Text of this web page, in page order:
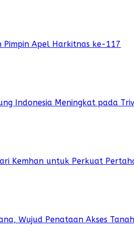
Pimpin Apel Harkitnas ke-117
Indonesia Meningkat pada
Kemhan untuk Perkuat
Wujud Penataan Akses